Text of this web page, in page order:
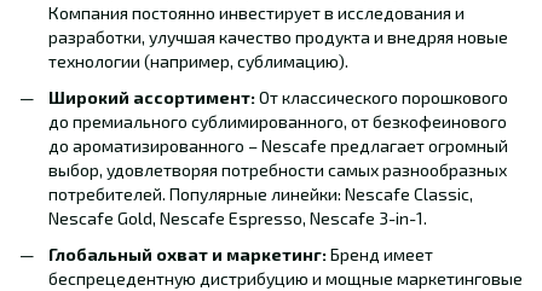
Компания постоянно инвестирует в исследования и
разработки, улучшая качество продукта и внедряя новые
технологии (например, сублимацию).
Широкий ассортимент:От классического порошкового
до премиального сублимированного, от безкофеинового
до ароматизированного – Nescafe предлагает огромный
выбор, удовлетворяя потребности самых разнообразных
потребителей. Популярные линейки: Nescafe Classic,
Nescafe Gold, Nescafe Espresso, Nescafe 3-in-1.
Глобальный охват и маркетинг:Бренд имеет
беспрецедентную дистрибуцию и мощные маркетинговые